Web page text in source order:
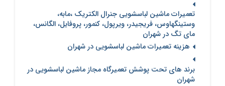
تعمیرات ماشین لباسشویی جنرال الکتریک ،مابه،
وستینگهاوس، فریجیدر، ویرپول، کنمور، پروفایل، الگانس،
مای تگ در شهران
هزینه تعمیرات ماشین لباسشویی در شهران
برند های تحت پوشش تعمیرگاه مجاز ماشین لباسشویی در
شهران